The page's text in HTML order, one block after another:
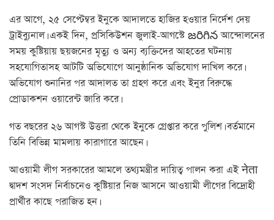
এর আগে, ২৫ সেপ্টেম্বর ইনুকে আদালতে হাজির হওয়ার নির্দেশ দেয়
ট্রাইব্যুনাল। একই দিন, প্রসিকিউশন জুলাই-আগস্টে జరిగిన আন্দোলনের
সময় কুষ্টিয়ায় ছয়জনের মৃত্যু ও অন্য ব্যক্তিদের আহতের ঘটনায়
সহযোগিতাসহ আটটি অভিযোগে আনুষ্ঠানিক অভিযোগ দাখিল করে।
অভিযোগ শুনানির পর আদালত তা গ্রহণ করে এবং ইনুর বিরুদ্ধে
প্রোডাকশন ওয়ারেন্ট জারি করে।
গত বছরের ২৬ আগস্ট উত্তরা থেকে ইনুকে গ্রেপ্তার করে পুলিশ। বর্তমানে
তিনি বিভিন্ন মামলায় কারাগারে আছেন।
আওয়ামী লীগ সরকারের আমলে তথ্যমন্ত্রীর দায়িত্ব পালন করা এই नेता
দ্বাদশ সংসদ নির্বাচনেও কুষ্টিয়ার নিজ আসনে আওয়ামী লীগের বিদ্রোহী
প্রার্থীর কাছে পরাজিত হন।